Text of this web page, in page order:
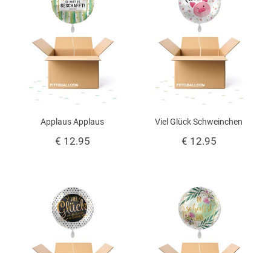
Viel Glück Schweinchen
€ 12.95
Applaus Applaus
€ 12.95